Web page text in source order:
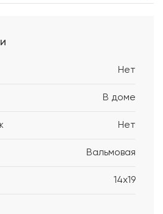
Нет
В доме
Нет
Вальмовая
14x19